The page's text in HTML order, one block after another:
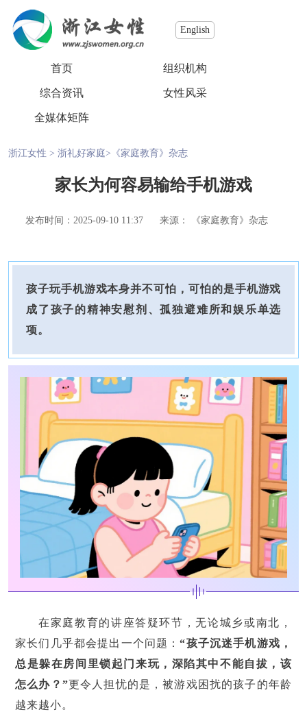
English
首页 组织机构
综合资讯 女性风采
全媒体矩阵
浙江女性 > 浙礼好家庭> 《家庭教育》杂志
家长为何容易输给手机游戏
发布时间：2025-09-10 11:37 来源： 《家庭教育》杂志
孩子玩手机游戏本身并不可怕，可怕的是手机游戏
成了孩子的精神安慰剂、孤独避难所和娱乐单选
项。
在家庭教育的讲座答疑环节，无论城乡或南北，
家长们几乎都会提出一个问题：“孩子沉迷手机游戏，
总是躲在房间里锁起门来玩，深陷其中不能自拔，该
怎么办？”更令人担忧的是，被游戏困扰的孩子的年龄
越来越小。